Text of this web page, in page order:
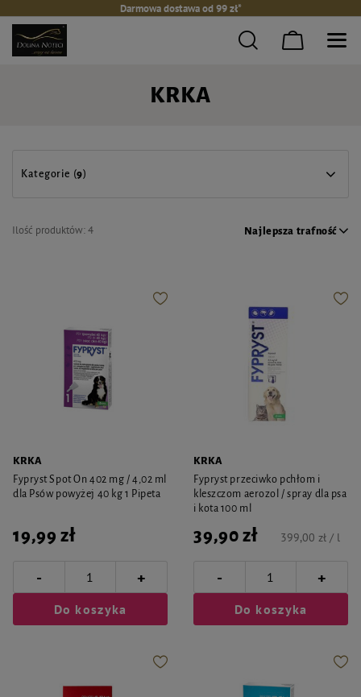
Darmowa dostawa od 99 zł*
KRKA
Kategorie (9)
Ilość produktów:4 Najlepsza trafność
KRKA
Fypryst Spot On 402 mg / 4,02 ml
dla Psów powyżej 40 kg 1 Pipeta
19,99 zł
- +
Do koszyka
KRKA
Fypryst przeciwko pchłom i
kleszczom aerozol / spray dla psa
i kota 100 ml
39,90 zł 399,00 zł / l
- +
Do koszyka